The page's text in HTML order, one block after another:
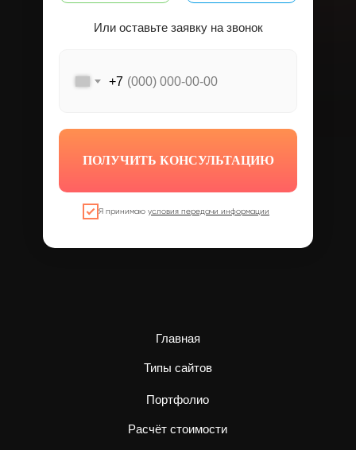
Или оставьте заявку на звонок
Я принимаю условия передачи информации
+7
ПОЛУЧИТЬ КОНСУЛЬТАЦИЮ
Типы сайтов
Портфолио
Расчёт стоимости
Главная